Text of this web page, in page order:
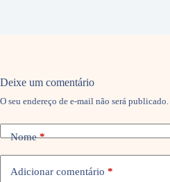
Deixe um comentário
O seu endereço de e-mail não será publicado.
Nome*
Adicionar comentário *